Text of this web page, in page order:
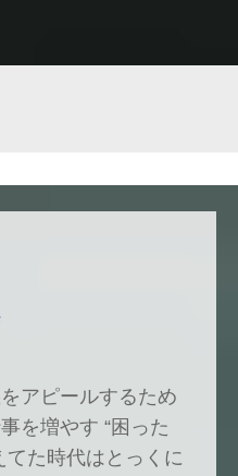
アピールするため
を増やす “困った
てた時代はとっくに